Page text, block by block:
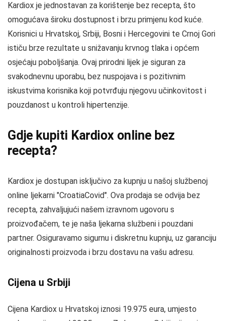
Kardiox je jednostavan za korištenje bez recepta, što
omogućava široku dostupnost i brzu primjenu kod kuće.
Korisnici u Hrvatskoj, Srbiji, Bosni i Hercegovini te Crnoj Gori
ističu brze rezultate u snižavanju krvnog tlaka i općem
osjećaju poboljšanja. Ovaj prirodni lijek je siguran za
svakodnevnu uporabu, bez nuspojava i s pozitivnim
iskustvima korisnika koji potvrđuju njegovu učinkovitost i
pouzdanost u kontroli hipertenzije.
Gdje kupiti Kardiox online bez
recepta?
Kardiox je dostupan isključivo za kupnju u našoj službenoj
online ljekarni "CroatiaCovid". Ova prodaja se odvija bez
recepta, zahvaljujući našem izravnom ugovoru s
proizvođačem, te je naša ljekarna službeni i pouzdani
partner. Osiguravamo sigurnu i diskretnu kupnju, uz garanciju
originalnosti proizvoda i brzu dostavu na vašu adresu.
Cijena u Srbiji
Cijena Kardiox u Hrvatskoj iznosi 19.975 eura, umjesto